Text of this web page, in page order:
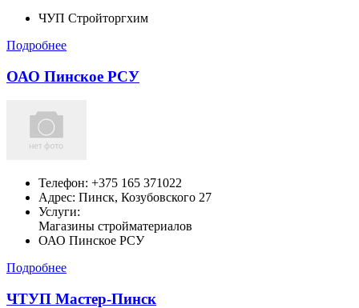
ЧУП Стройторгхим
Подробнее
ОАО Пинское РСУ
Телефон: +375 165 371022
Адрес: Пинск, Козубовского 27
Услуги:
Магазины стройматериалов
ОАО Пинское РСУ
Подробнее
ЧТУП Мастер-Пинск